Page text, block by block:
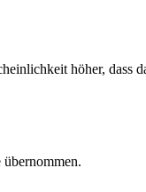
höher, dass